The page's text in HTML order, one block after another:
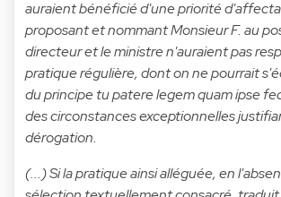
auraient bénéficié d'une priorité
proposant et nommant Monsieur F. au
directeur et le ministre n'auraient pas
pratique régulière, dont on ne pourrait
du principe tu patere legem quam ipse
des circonstances exceptionnelles
dérogation.
(...) Si la pratique ainsi alléguée, en